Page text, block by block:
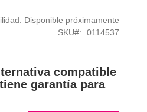
Disponible próximamente
SKU
0114537
compatible
garantía para